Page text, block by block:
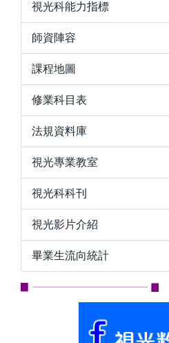
視光科能力指標
師資陣容
課程地圖
修業科目表
法規資料庫
視光專業教室
視光科科刊
視光影片介紹
畢業生流向統計